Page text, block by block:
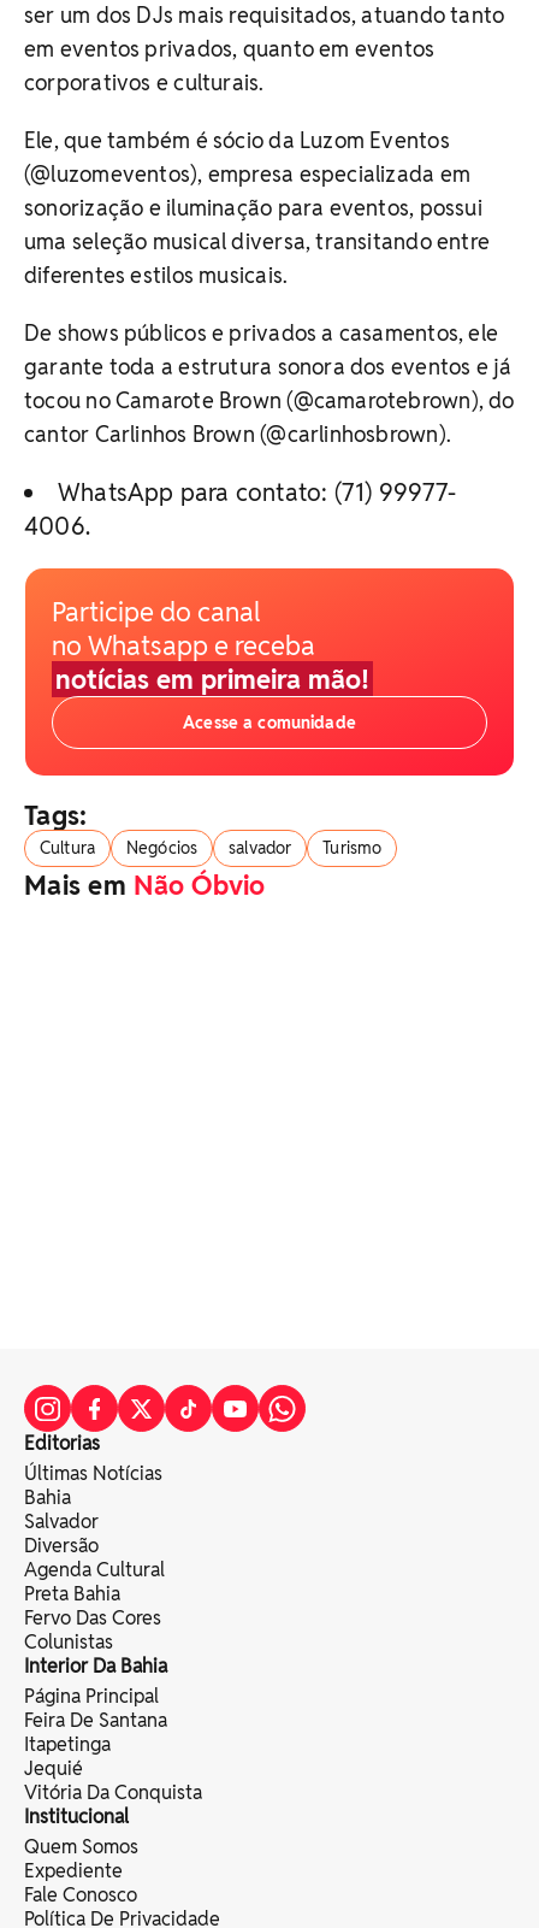
ser um dos DJs mais requisitados, atuando tanto
em eventos privados, quanto em eventos
corporativos e culturais.
Ele, que também é sócio da Luzom Eventos
(@luzomeventos), empresa especializada em
sonorização e iluminação para eventos, possui
uma seleção musical diversa, transitando entre
diferentes estilos musicais.
De shows públicos e privados a casamentos, ele
garante toda a estrutura sonora dos eventos e já
tocou no Camarote Brown (@camarotebrown), do
cantor Carlinhos Brown (@carlinhosbrown).
WhatsApp para contato: (71) 99977-
4006.
Participe do canal
no Whatsapp e receba
notícias em primeira mão!
Acesse a comunidade
Tags:
Cultura Negócios salvador Turismo
Mais em Não Óbvio
Editorias
Últimas Notícias
Bahia
Salvador
Diversão
Agenda Cultural
Preta Bahia
Fervo Das Cores
Colunistas
Interior Da Bahia
Página Principal
Feira De Santana
Itapetinga
Jequié
Vitória Da Conquista
Institucional
Quem Somos
Expediente
Fale Conosco
Política De Privacidade